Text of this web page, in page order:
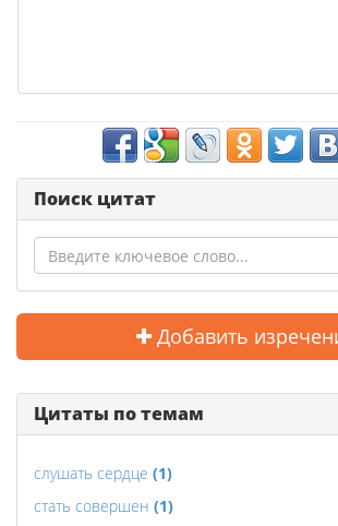
Поиск цитат
Добавить
Цитаты по темам
слушать сердце (1)
стать совершен (1)